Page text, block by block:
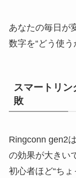
あなたの毎日が
数字を“どう使う
スマートリ
敗
Ringconn gen2
の効果が大きい
初心者ほど“ち